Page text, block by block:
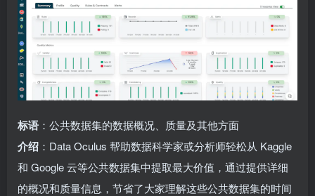
标语 ：公共数据集的数据概况、质量及其他方面
介绍 ：Data Oculus 帮助数据科学家或分析师轻松从 Kaggle
和 Google 云等公共数据集中提取最大价值，通过提供详细
的概况和质量信息，节省了大家理解这些公共数据集的时间